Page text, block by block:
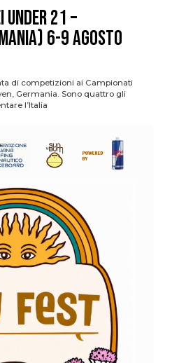
Under 21 –
6-9 agosto
di competizioni ai Campionati
Germania. Sono quattro gli
l’Italia